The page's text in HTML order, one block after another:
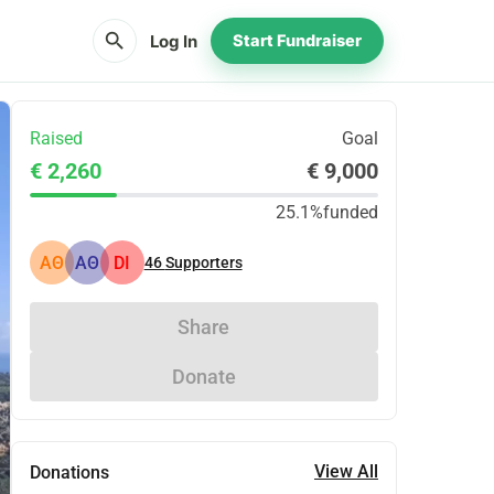
search Log In Start Fundraiser
Raised Goal
€ 2,260 € 9,000
25.1%funded
ΑΘ ΑΘ DI 46Supporters
Share
Donate
Donations View All